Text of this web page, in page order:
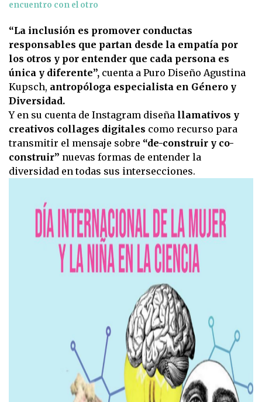
encuentro con el otro
“La inclusión es promover conductas
responsables que partan desde la empatía por
los otros y por entender que cada persona es
única y diferente”, cuenta a Puro Diseño Agustina
Kupsch, antropóloga especialista en Género y
Diversidad.
Y en su cuenta de Instagram diseña llamativos y
creativos collages digitales como recurso para
transmitir el mensaje sobre “de-construir y co-
construir” nuevas formas de entender la
diversidad en todas sus intersecciones.